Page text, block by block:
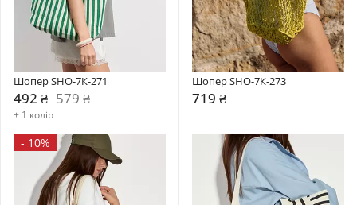
Шопер SHO-7К-271
492 ₴ 579 ₴
+ 1 колір
Шопер SHO-7К-273
719 ₴
- 10%